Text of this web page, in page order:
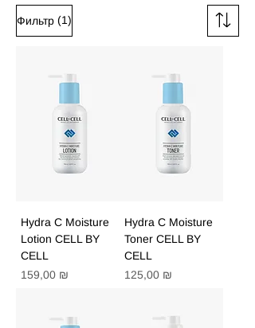
Фильтр (1)
Hydra C Moisture
Lotion CELL BY
CELL
Цена
159,00 ₪
Hydra C Moisture
Toner CELL BY
CELL
Цена
125,00 ₪